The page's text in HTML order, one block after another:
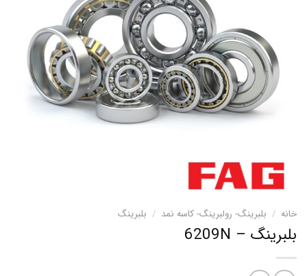
خانه / بلبرینگ- رولبرینگ- کاسه نمد / بلبرینگ
بلبرینگ – 6209N